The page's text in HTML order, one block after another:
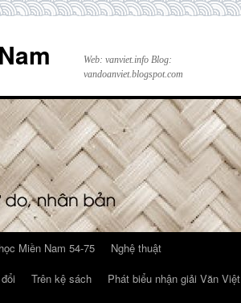
Web: vanviet.info Blog:
vandoanviet.blogspot.com
Miền Nam 54-75
Nghệ thuật
Trên kệ sách
Phát biểu nhận giải Văn Việt